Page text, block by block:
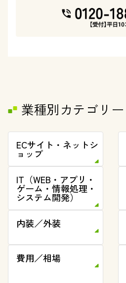
業種別カテゴリー
ECサイト・ネットシ
ョップ
IT（WEB・アプリ・
ゲーム・情報処理・
システム開発）
内装／外装
費用／相場